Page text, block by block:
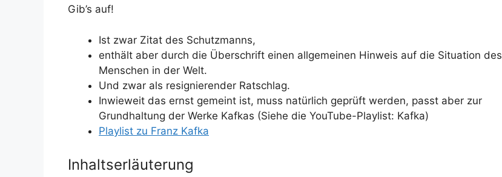
Gib’s auf!
Ist zwar Zitat des Schutzmanns,
enthält aber durch die Überschrift einen allgemeinen Hinweis auf die Situation des
Menschen in der Welt.
Und zwar als resignierender Ratschlag.
Inwieweit das ernst gemeint ist, muss natürlich geprüft werden, passt aber zur
Grundhaltung der Werke Kafkas (Siehe die YouTube-Playlist: Kafka)
Playlist zu Franz Kafka
Inhaltserläuterung